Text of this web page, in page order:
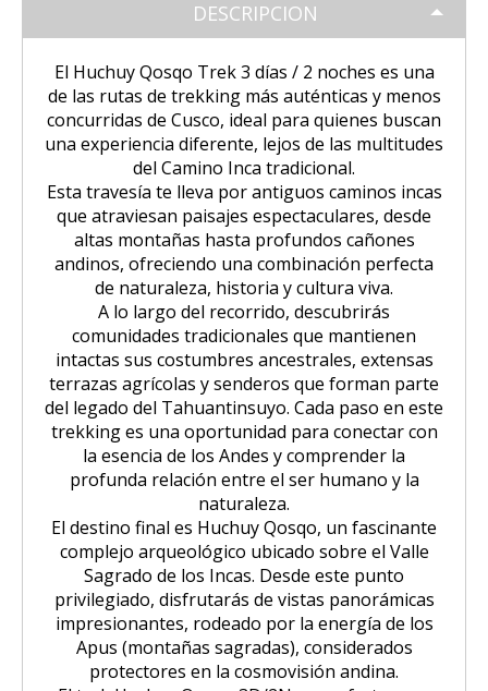
Amanecer en Cusco desde un Globo
Aerostático
Coloniales entre Sillar
Excursión a la Catarata de Pillones |
Naturaleza entre Rocas y Cascadas
Tour Chullpas de Sillustani desde
Puno
Tour Isla de los Uros, Amantaní y
Taquile
Tour Salar de Uyuni 2 Días / 1
Noche
La Paz | Ruta de la muerte en
bicicleta
Copacabana desde la Paz | Full day
Tiwanaku desde La Paz | Full day
Tour Camino Inca 1 Día / Trekking
Inolvidable a Machu Picchu
Tour Machu Picchu, Montaña de
Colores y Laguna Humantay 3 días
Tour Machu Picchu 1 Día / Desde
Cusco
Salkantay Trek 4D| Ruta Ancestral
hacia Machu Picchu
Salkantay Trek 4D| Ruta Ancestral
hacia Machu Picchu
Salkantay Trek 2D| Caminata
Montañas Glaciares y Selva Andina
PAQUETES TURÍSTICOS
Tour Perú: Lima – Arequipa – Cusco
Tour Machu Picchu 5Dias/4Noches
Tour Machu Picchu 4 Días/3Noches
Choquequirao Trek 4 dias 3 noches
BLOG
CONTACTANOS
DESCRIPCION
El Huchuy Qosqo Trek 3 días / 2 noches es una
de las rutas de trekking más auténticas y menos
concurridas de Cusco, ideal para quienes buscan
una experiencia diferente, lejos de las multitudes
del Camino Inca tradicional.
Esta travesía te lleva por antiguos caminos incas
que atraviesan paisajes espectaculares, desde
altas montañas hasta profundos cañones
andinos, ofreciendo una combinación perfecta
de naturaleza, historia y cultura viva.
A lo largo del recorrido, descubrirás
comunidades tradicionales que mantienen
intactas sus costumbres ancestrales, extensas
terrazas agrícolas y senderos que forman parte
del legado del Tahuantinsuyo. Cada paso en este
trekking es una oportunidad para conectar con
la esencia de los Andes y comprender la
profunda relación entre el ser humano y la
naturaleza.
El destino final es Huchuy Qosqo, un fascinante
complejo arqueológico ubicado sobre el Valle
Sagrado de los Incas. Desde este punto
privilegiado, disfrutarás de vistas panorámicas
impresionantes, rodeado por la energía de los
Apus (montañas sagradas), considerados
protectores en la cosmovisión andina.